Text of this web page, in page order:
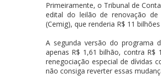
Primeiramente, o Tribunal de
edital do leilão de renovação de
(Cemig), que renderia R$ 11
A segunda versão do programa
apenas R$ 1,61 bilhão, contra R$
renegociação especial de dívidas
não consiga reverter essas